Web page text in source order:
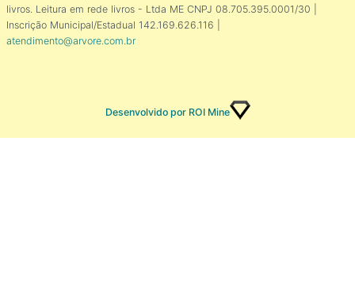
livros. Leitura em rede livros - Ltda ME CNPJ 08.705.395.0001/30 |
Inscrição Municipal/Estadual 142.169.626.116 |
atendimento@arvore.com.br
Desenvolvido por ROI Mine